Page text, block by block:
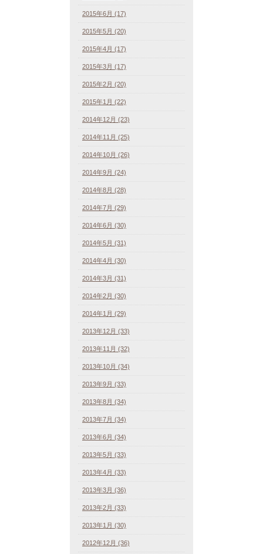
2015年6月 (17)
2015年5月 (20)
2015年4月 (17)
2015年3月 (17)
2015年2月 (20)
2015年1月 (22)
2014年12月 (23)
2014年11月 (25)
2014年10月 (26)
2014年9月 (24)
2014年8月 (28)
2014年7月 (29)
2014年6月 (30)
2014年5月 (31)
2014年4月 (30)
2014年3月 (31)
2014年2月 (30)
2014年1月 (29)
2013年12月 (33)
2013年11月 (32)
2013年10月 (34)
2013年9月 (33)
2013年8月 (34)
2013年7月 (34)
2013年6月 (34)
2013年5月 (33)
2013年4月 (33)
2013年3月 (36)
2013年2月 (33)
2013年1月 (30)
2012年12月 (36)